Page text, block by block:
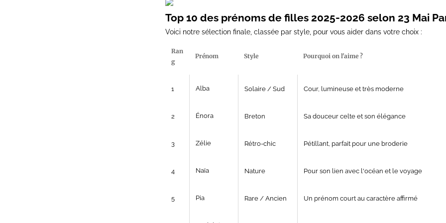
Top 10 des prénoms de filles 2025-2026 selon 23 Mai
Voici notre sélection finale, classée par style, pour vous aider dans votre choix :
Ran
g
Prénom Style Pourquoi on l'aime ?
1 Alba Solaire / Sud Cour, lumineuse et très moderne
2 Énora Breton Sa douceur celte et son élégance
3 Zélie Rétro-chic Pétillant, parfait pour une broderie
4 Naïa Nature Pour son lien avec l'océan et le voyage
5 Pia Rare / Ancien Un prénom court au caractère affirmé